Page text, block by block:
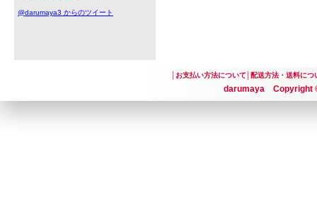
@darumaya3 からのツイート
お支払い方法について│ 配送方法・送料につ
darumaya Copyright